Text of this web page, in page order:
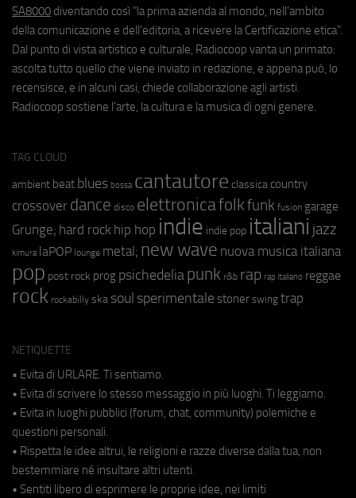
SA8000 diventando così "la prima azienda al mondo, nell'ambito
della comunicazione e dell'editoria, a ricevere la Certificazione etica".
Dal punto di vista artistico e culturale, Radiocoop vanta un primato:
ascolta tutto quello che viene inviato in redazione, e appena può, lo
recensisce, e in alcuni casi, chiede collaborazione agli artisti.
Radiocoop sostiene l'arte, la cultura e la musica di ogni genere.
TAG CLOUD
ambient beat blues bossa cantautore classica country
crossover dance disco elettronicafolkfunk fusion garage
Grunge; hard rock hip hop indie indie pop italiani jazz
kimura laPOP lounge metal; new wave nuova musica italiana
pop post rock prog psichedeliapunk r&b rap rap italiano reggae
rock rockabilly ska soul sperimentale stoner swing trap
NETIQUETTE
• Evita di URLARE. Ti sentiamo.
• Evita di scrivere lo stesso messaggio in più luoghi. Ti leggiamo.
• Evita in luoghi pubblici (forum, chat, community) polemiche e
questioni personali.
• Rispetta le idee altrui, le religioni e razze diverse dalla tua, non
bestemmiare né insultare altri utenti.
• Sentiti libero di esprimere le proprie idee, nei limiti